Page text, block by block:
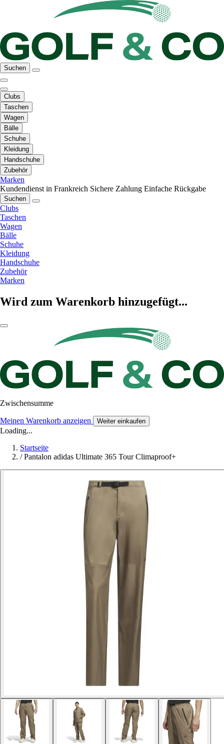
Suchen
Clubs
Taschen
Wagen
Bälle
Schuhe
Kleidung
Handschuhe
Zubehör
Marken
Kundendienst in Frankreich Sichere Zahlung Einfache Rückgabe
Suchen
Clubs
Taschen
Wagen
Bälle
Schuhe
Kleidung
Handschuhe
Zubehör
Marken
Wird zum Warenkorb hinzugefügt...
Zwischensumme
Meinen Warenkorb anzeigen Weiter einkaufen
Loading...
Startseite
/ Pantalon adidas Ultimate 365 Tour Climaproof+